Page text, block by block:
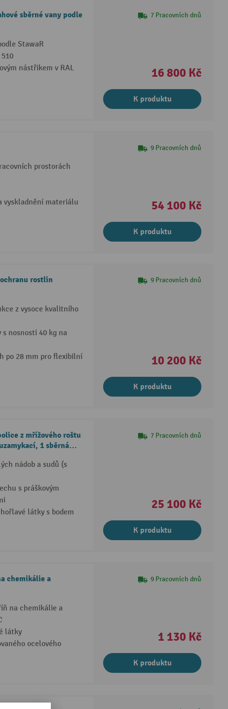
sběrné vany podle
StawaR
nástřikem v RAL
7 Pracovních dnů
16 800 Kč
K produktu
prostorách
vyskladnění materiálu
9 Pracovních dnů
54 100 Kč
K produktu
rostlin
z vysoce kvalitního
s nosností 40 kg na
po 28 mm pro flexibilní
9 Pracovních dnů
10 200 Kč
K produktu
z mřížového roštu
1 sběrná
nádob a sudů (s
s práškovým
látky s bodem
7 Pracovních dnů
25 100 Kč
K produktu
chemikálie a
na chemikálie a
látky
ocelového
9 Pracovních dnů
1 130 Kč
K produktu